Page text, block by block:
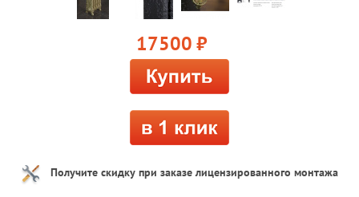
17500 руб.
Получите скидку при заказе лицензированного монтажа